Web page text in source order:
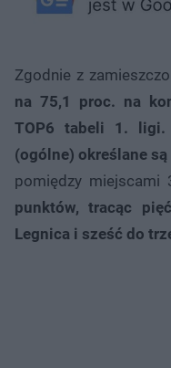
Zgodnie z
na 75,1 proc. na
TOP6 tabeli 1. ligi.
(ogólne) określane
pomiędzy miejscami
punktów, tracąc
Legnica i sześć do